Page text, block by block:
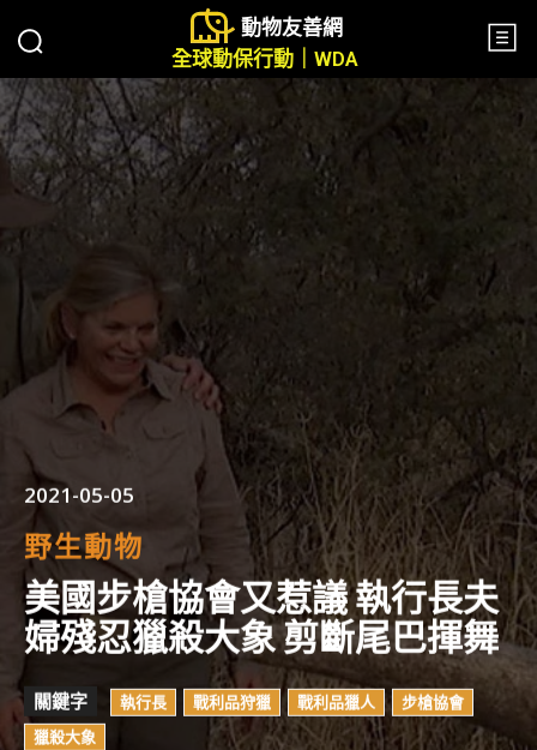
動物友善網
全球動保行動｜WDA
2021-05-05
野生動物
美國步槍協會又惹議 執行長夫
婦殘忍獵殺大象 剪斷尾巴揮舞
關鍵字 執行長 戰利品狩獵 戰利品獵人
步槍協會
獵殺大象